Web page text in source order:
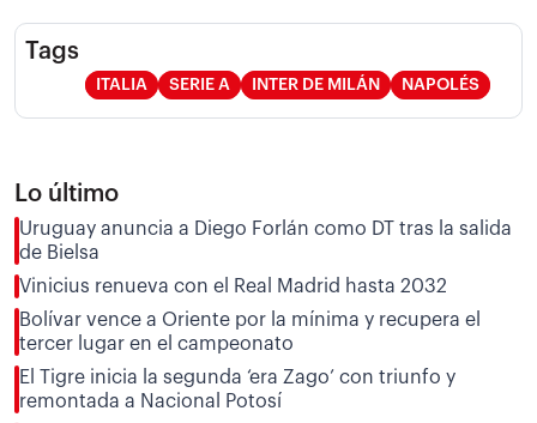
Tags
ITALIA SERIE A INTER DE MILÁN NAPOLÉS
Lo último
Uruguay anuncia a Diego Forlán como DT tras la salida
de Bielsa
Vinicius renueva con el Real Madrid hasta 2032
Bolívar vence a Oriente por la mínima y recupera el
tercer lugar en el campeonato
El Tigre inicia la segunda ‘era Zago’ con triunfo y
remontada a Nacional Potosí